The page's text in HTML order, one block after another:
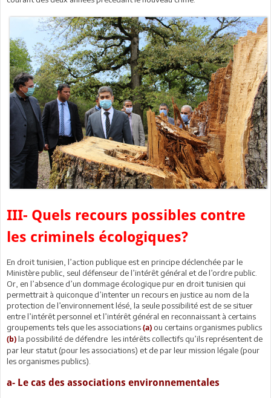
III- Quels recours possibles contre
les criminels écologiques?
En droit tunisien, l’action publique est en principe déclenchée par le
Ministère public, seul défenseur de l’intérêt général et de l’ordre public.
Or, en l’absence d’un dommage écologique pur en droit tunisien qui
permettrait à quiconque d’intenter un recours en justice au nom de la
protection de l’environnement lésé, la seule possibilité est de se situer
entre l’intérêt personnel et l’intérêt général en reconnaissant à certains
groupements tels que les associations (a) ou certains organismes publics
(b) la possibilité de défendre les intérêts collectifs qu’ils représentent de
par leur statut (pour les associations) et de par leur mission légale (pour
les organismes publics).
a- Le cas des associations environnementales